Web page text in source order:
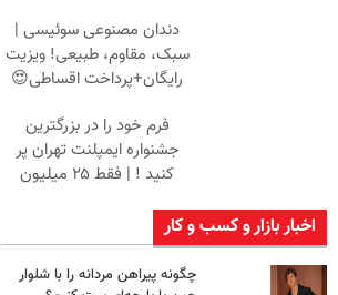
دندان مصنوعی سوئیسی |
سبک، مقاوم، طبیعی! ویزیت
رایگان+پرداخت اقساطی😍
فرم خود را در بزرگترین
جشنواره ایمپلنت تهران پر
کنید ! | فقط ۲۵ میلیون
اخبار بازار و کسب و کار
چگونه پیراهن مردانه را با شلوار